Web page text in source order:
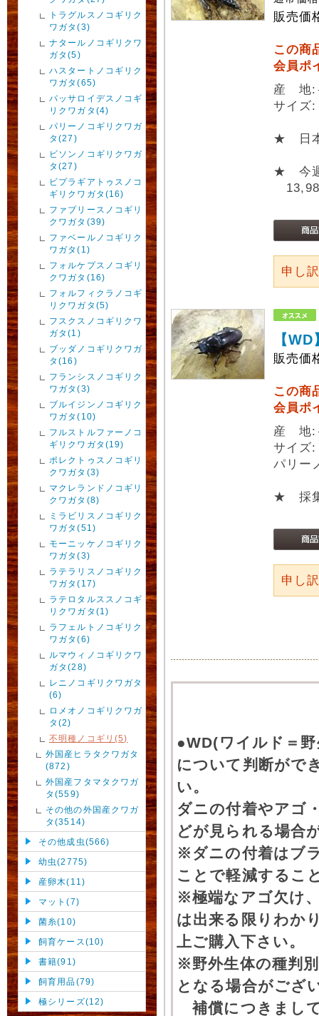
トラグルスノコギリク
ワガタ(3)
ナタールノコギリクワ
ガタ(5)
ハスタートノコギリク
ワガタ(65)
パッサロイデスノコギ
リクワガタ(4)
パリーノコギリクワガ
タ(27)
ビソンノコギリクワガ
タ(27)
ビプラギアトゥスノコ
ギリクワガタ(16)
ファブリースノコギリ
クワガタ(39)
ファベールノコギリク
ワガタ(1)
フォルケプスノコギリ
クワガタ(16)
フォルフィクラノコギ
リクワガタ(5)
フスクスノコギリクワ
ガタ(1)
ブッダノコギリクワガ
タ(16)
フランシスノコギリク
ワガタ(3)
ブルイジンノコギリク
ワガタ(10)
フルストルファーノコ
ギリクワガタ(19)
ポレクトゥスノコギリ
クワガタ(3)
マクレランドノコギリ
クワガタ(8)
ミラビリスノコギリク
ワガタ(51)
モーニッケノコギリク
ワガタ(3)
ラテラリスノコギリク
ワガタ(17)
ラテロタルススノコギ
リクワガタ(1)
ラフェルトノコギリク
ワガタ(6)
ルマウィノコギリクワ
ガタ(28)
レニノコギリクワガタ
(6)
ロメオノコギリクワガ
タ(2)
不明種ノコギリ(5)
外国産ヒラタクワガタ
(872)
外国産フタマタクワガ
タ(559)
その他の外国産クワガ
タ(3514)
その他成虫(566)
幼虫(2775)
産卵木(11)
マット(7)
菌糸(10)
飼育ケース(10)
書籍(91)
飼育用品(79)
極シリーズ(12)
販売価
この商
会員ポ
産 地:
サイ
★ 日本
★ 今
申し
【
販売価
この商
会員ポ
産 地:
サイズ
パリー
★ 採集
申し
●WD(ワイルド＝
について判断がで
い。
ダニの付着やアゴ
どが見られる場合
※ダニの付着はブ
ことで軽減するこ
※極端なアゴ欠け
は出来る限りわか
上ご購入下さい。
※野外生体の種判
となる場合がござ
補償につきまし